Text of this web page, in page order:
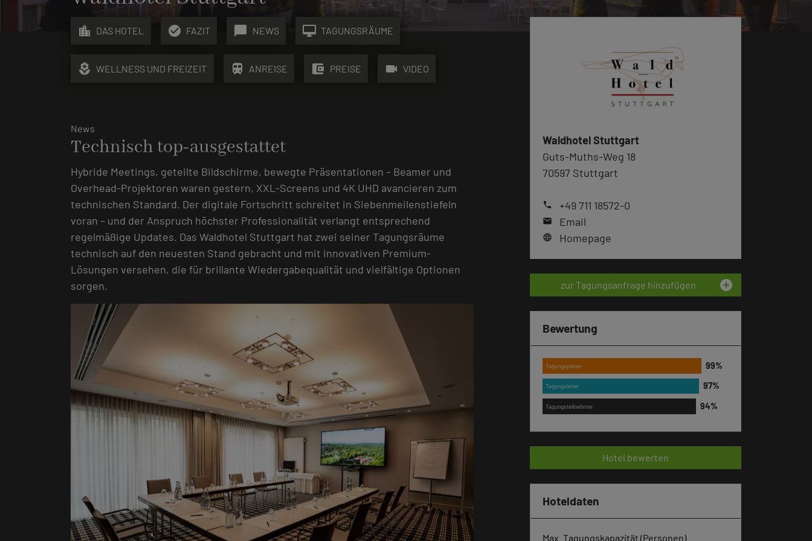
location_city DAS HOTEL check_circle FAZIT chat_bubble NEWS desktop_mac TAGUNGSRÄUME
local_florist WELLNESS UND FREIZEIT train ANREISE account_balance_wallet PREISE videocam VIDEO
News
Technisch top-ausgestattet
Hybride Meetings, geteilte Bildschirme, bewegte Präsentationen – Beamer und
Overhead-Projektoren waren gestern, XXL-Screens und 4K UHD avancieren zum
technischen Standard. Der digitale Fortschritt schreitet in Siebenmeilenstiefeln
voran – und der Anspruch höchster Professionalität verlangt entsprechend
regelmäßige Updates. Das Waldhotel Stuttgart hat zwei seiner Tagungsräume
technisch auf den neuesten Stand gebracht und mit innovativen Premium-
Lösungen versehen, die für brillante Wiedergabequalität und vielfältige Optionen
sorgen.
Waldhotel Stuttgart
Guts-Muths-Weg 18
70597 Stuttgart
phone +49 711 18572-0
mail Email
language Homepage
zur Tagungsanfrage hinzufügen add_circle
Bewertung
Tagungsplaner
Tagungsleiter
Tagungsteilnehmer
Hotel bewerten
Hoteldaten
Max. Tagungskapazität (Personen)